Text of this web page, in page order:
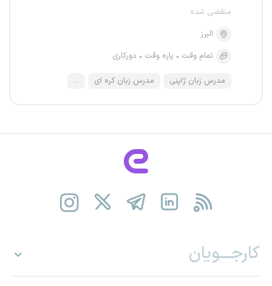
منقضی شده
البرز
تمام وقت
پاره وقت دورکاری
مدرس زبان ژاپنی مدرس زبان کره ای ...
کارجـــویان